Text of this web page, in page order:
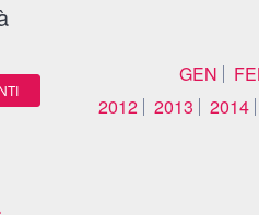
GEN
2012
2013 2014